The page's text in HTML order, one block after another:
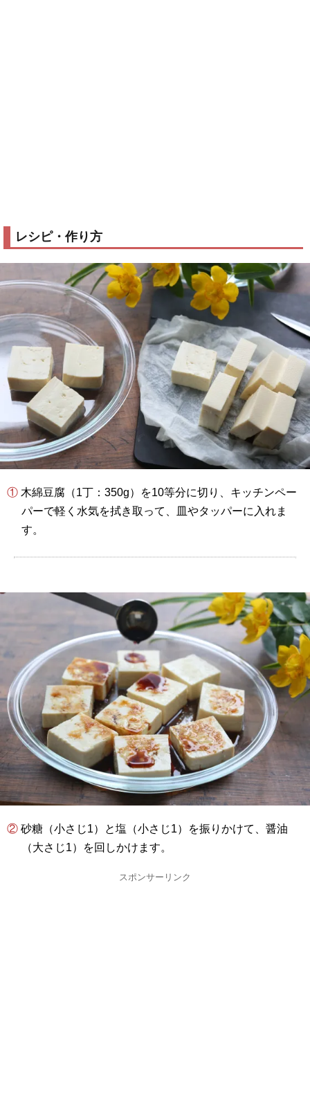
レシピ・作り方
① 木綿豆腐（1丁：350g）を10等分に切り、キッチンペー
パーで軽く水気を拭き取って、皿やタッパーに入れま
す。
② 砂糖（小さじ1）と塩（小さじ1）を振りかけて、醤油
（大さじ1）を回しかけます。
スポンサーリンク